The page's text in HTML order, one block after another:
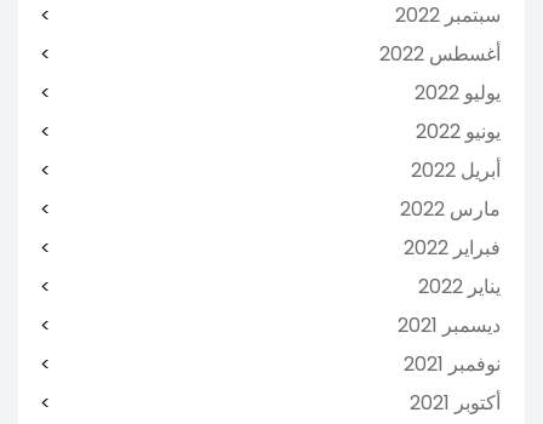
سبتمبر 2022
أغسطس 2022
يوليو 2022
يونيو 2022
أبريل 2022
مارس 2022
فبراير 2022
يناير 2022
ديسمبر 2021
نوفمبر 2021
أكتوبر 2021